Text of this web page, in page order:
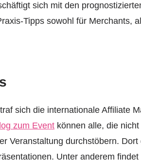
sich mit den
Tipps sowohl für Merchants,
sich die internationale Affiliate
zum Event können alle, die
Veranstaltung durchstöbern.
Unter anderem